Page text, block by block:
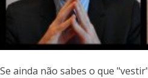
Se ainda não sabes o que